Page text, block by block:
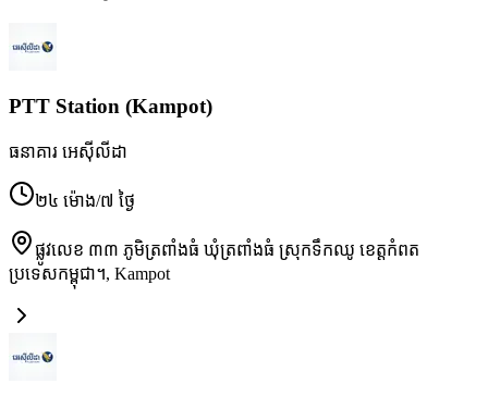
PTT Station (Kampot)
ធនាគារ អេស៊ីលីដា
២៤ ម៉ោង/៧ ថ្ងៃ
ផ្លូវលេខ ៣៣ ភូមិត្រពាំងធំ ឃុំត្រពាំងធំ ស្រុកទឹកឈូ ខេត្តកំពត
ប្រទេសកម្ពុជា។, Kampot